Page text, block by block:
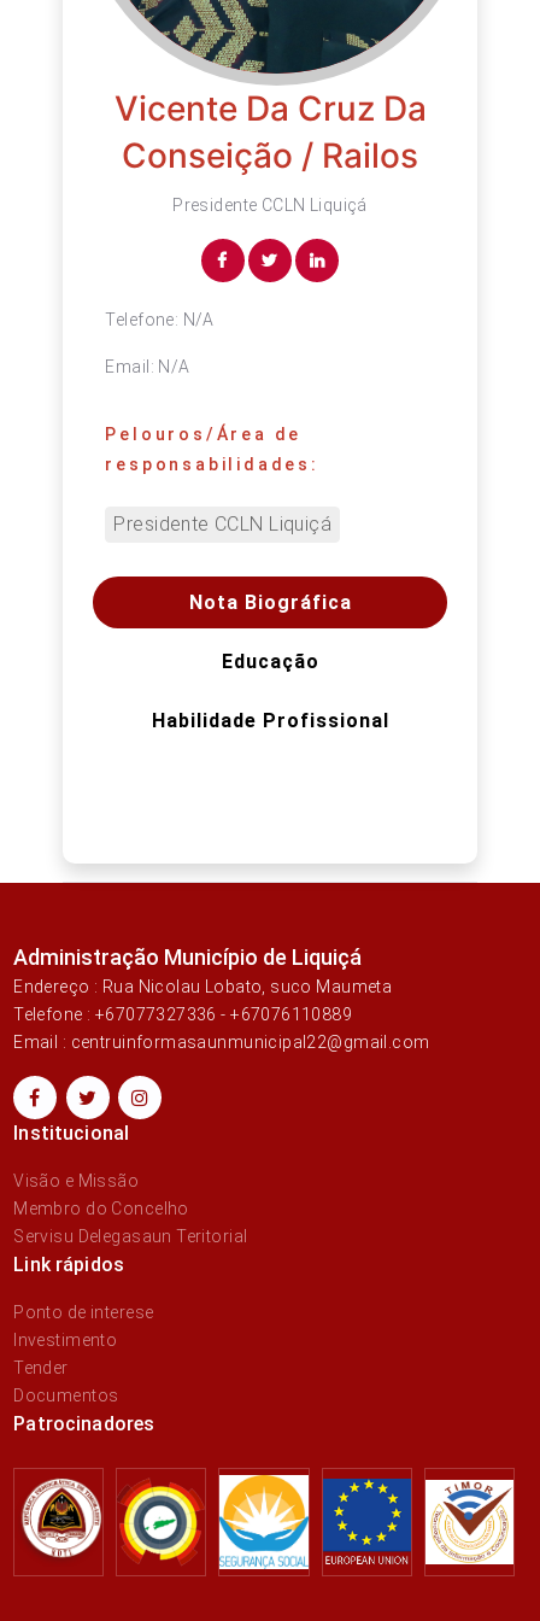
Vicente Da Cruz Da
Conseição / Railos
Presidente CCLN Liquiçá
Telefone: N/A
Email: N/A
Pelouros/Área de
responsabilidades:
Presidente CCLN Liquiçá
Nota Biográfica
Educação
Habilidade Profissional
Administração Município de Liquiçá
Endereço : Rua Nicolau Lobato, suco Maumeta
Telefone : +67077327336 - +67076110889
Email : centruinformasaunmunicipal22@gmail.com
Institucional
Visão e Missão
Membro do Concelho
Servisu Delegasaun Teritorial
Link rápidos
Ponto de interese
Investimento
Tender
Documentos
Patrocinadores